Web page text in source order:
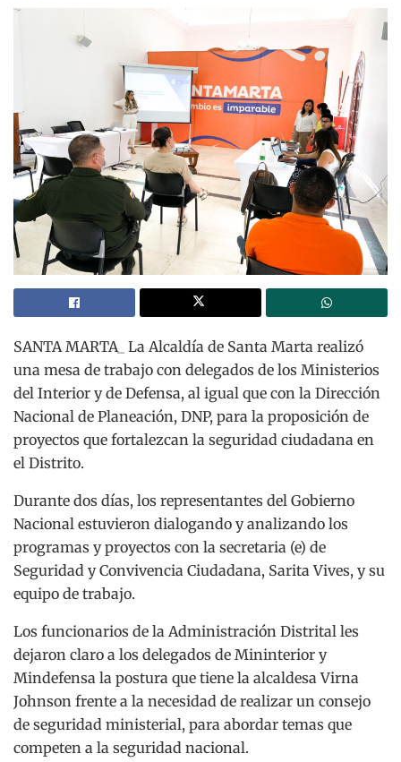
SANTA MARTA_ La Alcaldía de Santa Marta realizó
una mesa de trabajo con delegados de los Ministerios
del Interior y de Defensa, al igual que con la Dirección
Nacional de Planeación, DNP, para la proposición de
proyectos que fortalezcan la seguridad ciudadana en
el Distrito.
Durante dos días, los representantes del Gobierno
Nacional estuvieron dialogando y analizando los
programas y proyectos con la secretaria (e) de
Seguridad y Convivencia Ciudadana, Sarita Vives, y su
equipo de trabajo.
Los funcionarios de la Administración Distrital les
dejaron claro a los delegados de Mininterior y
Mindefensa la postura que tiene la alcaldesa Virna
Johnson frente a la necesidad de realizar un consejo
de seguridad ministerial, para abordar temas que
competen a la seguridad nacional.